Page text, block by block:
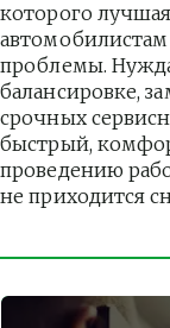
которого
проблемы.
балансировке,
срочных
быстрый,
проведению
не приходится